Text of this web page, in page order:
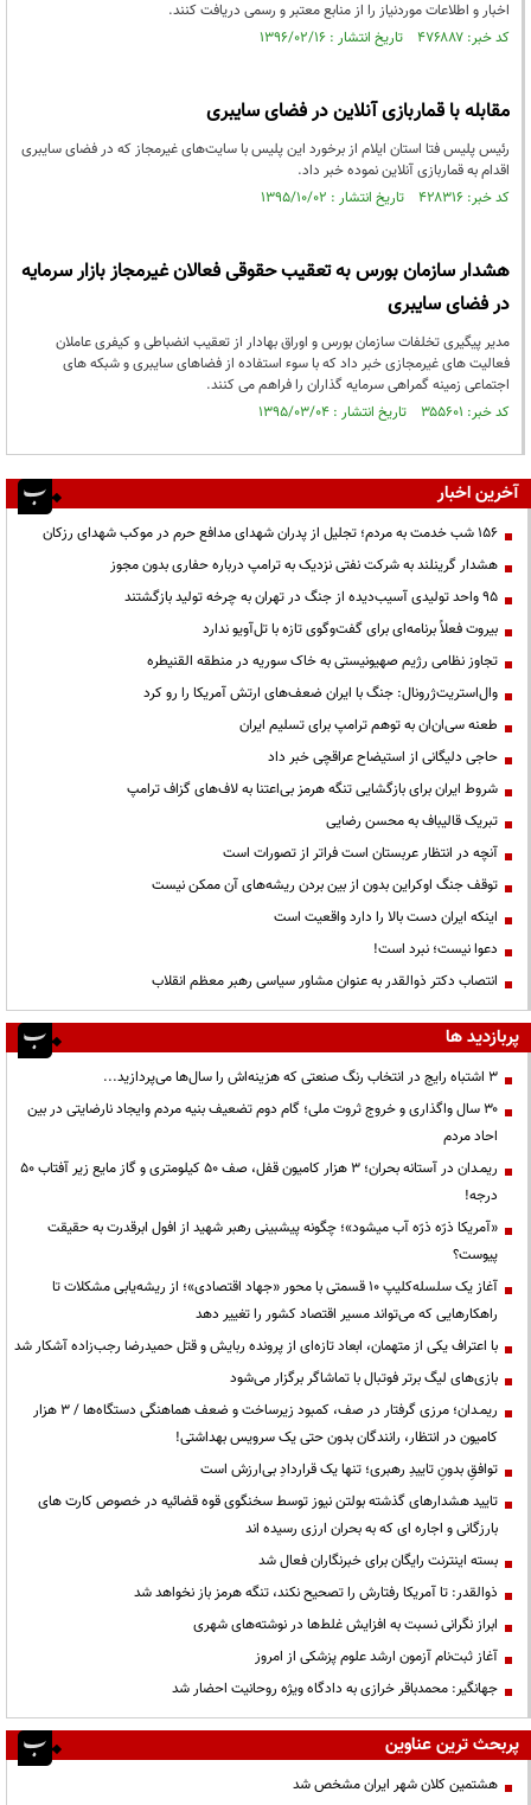
اخبار و اطلاعات موردنیاز را از منابع معتبر و رسمی دریافت کنند.
کد خبر: ۴۷۶۸۸۷ تاریخ انتشار : ۱۳۹۶/۰۲/۱۶
مقابله با قماربازی آنلاین در فضای سایبری
رئیس پلیس فتا استان ایلام از برخورد این پلیس با سایت‌های غیرمجاز که در فضای سایبری
اقدام به قماربازی آنلاین نموده خبر داد.
کد خبر: ۴۲۸۳۱۶ تاریخ انتشار : ۱۳۹۵/۱۰/۰۲
هشدار سازمان بورس به تعقیب حقوقی فعالان غیرمجاز بازار سرمایه
در فضای سایبری
مدیر پیگیری تخلفات سازمان بورس و اوراق بهادار از تعقیب انضباطی و کیفری عاملان
فعالیت های غیرمجازی خبر داد که با سوء استفاده از فضاهای سایبری و شبکه های
اجتماعی زمینه گمراهی سرمایه گذاران را فراهم می کنند.
کد خبر: ۳۵۵۶۰۱ تاریخ انتشار : ۱۳۹۵/۰۳/۰۴
آخرین اخبار
۱۵۶ شب خدمت به مردم؛ تجلیل از پدران شهدای مدافع حرم در موکب شهدای رزکان
هشدار گرینلند به شرکت نفتی نزدیک به ترامپ درباره حفاری بدون مجوز
95 واحد تولیدی آسیب‌دیده از جنگ در تهران به چرخه تولید بازگشتند
بیروت فعلاً برنامه‌ای برای گفت‌وگوی تازه با تل‌آویو ندارد
تجاوز نظامی رژیم صهیونیستی به خاک سوریه در منطقه القنیطره
وال‌استریت‌ژرونال: جنگ با ایران ضعف‌های ارتش آمریکا را رو کرد
طعنه سی‌ان‌ان به توهم ترامپ برای تسلیم ایران
حاجی دلیگانی از استیضاح عراقچی خبر داد
شروط ایران برای بازگشایی تنگه هرمز بی‌اعتنا به لاف‌های گزاف ترامپ
تبریک قالیباف به محسن رضایی
آنچه در انتظار عربستان است فراتر از تصورات است
توقف جنگ اوکراین بدون از بین بردن ریشه‌های آن ممکن نیست
اینکه ایران دست بالا را دارد واقعیت است
دعوا نیست؛ نبرد است!
انتصاب دکتر ذوالقدر به عنوان مشاور سیاسی رهبر معظم انقلاب
پربازدید ها
3 اشتباه رایج در انتخاب رنگ صنعتی که هزینه‌اش را سال‌ها می‌پردازید...
۳۰ سال واگذاری و خروج ثروت ملی؛ گام دوم تضعیف بنیه مردم وایجاد نارضایتی در بین
احاد مردم
ریمـدان در آستانه بحران؛ ۳ هزار کامیون قفل، صف ۵۰ کیلومتری و گاز مایع زیر آفتاب ۵۰
درجه!
«آمریکا ذرّه ذرّه آب میشود»؛ چگونه پیشبینی رهبر شهید از افول ابرقدرت به حقیقت
پیوست؟
آغاز یک سلسله‌کلیپ ۱۰ قسمتی با محور «جهاد اقتصادی»؛ از ریشه‌یابی مشکلات تا
راهکارهایی که می‌تواند مسیر اقتصاد کشور را تغییر دهد
با اعتراف یکی از متهمان، ابعاد تازه‌ای از پرونده ربایش و قتل حمیدرضا رجب‌زاده آشکار شد
بازی‌های لیگ برتر فوتبال با تماشاگر برگزار می‌شود
ریمـدان؛ مرزی گرفتار در صف، کمبود زیرساخت و ضعف هماهنگی دستگاه‌ها / ۳ هزار
کامیون در انتظار، رانندگان بدون حتی یک سرویس بهداشتی!
توافقِ بدونِ تاییدِ رهبری؛ تنها یک قراردادِ بی‌ارزش است
تایید هشدارهای گذشته بولتن نیوز توسط سخنگوی قوه قضائیه در خصوص کارت های
بارزگانی و اجاره ای که به بحران ارزی رسیده اند
بسته اینترنت رایگان برای خبرنگاران فعال شد
ذوالقدر: تا آمریکا رفتارش را تصحیح نکند، تنگه هرمز باز نخواهد شد
ابراز نگرانی نسبت به افزایش غلط‌ها در نوشته‌های شهری
آغاز ثبت‌نام آزمون ارشد علوم پزشکی از امروز
جهانگیر: محمدباقر خرازی به دادگاه ویژه روحانیت احضار شد
پربحث ترین عناوین
هشتمین کلان شهر ایران مشخص شد